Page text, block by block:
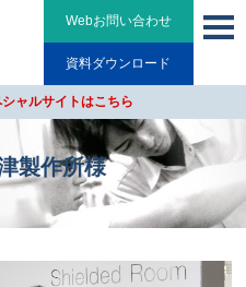
Webお問い合わせ
資料ダウンロード
ャルサイトはこちら
製作所様